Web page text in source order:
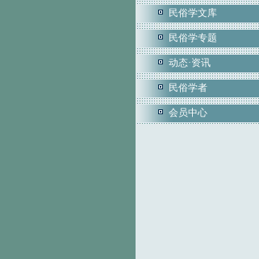
民俗学文库
民俗学专题
动态·资讯
民俗学者
会员中心